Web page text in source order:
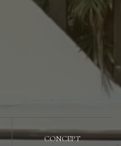
CONCEPT